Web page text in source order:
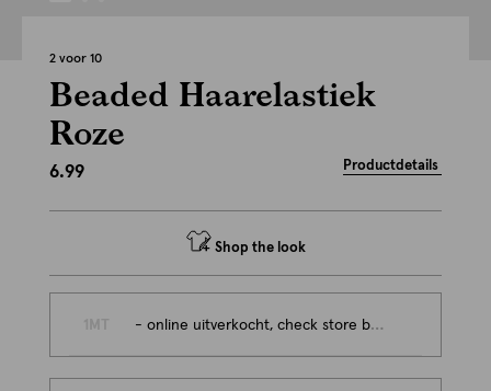
2 voor 10
Beaded Haarelastiek
Roze
6.99 Productdetails
Shop the look
- online uitverkocht, check store beschikbaarheid